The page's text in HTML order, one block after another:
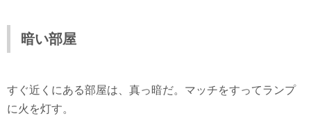
暗い部屋
すぐ近くにある部屋は、真っ暗だ。マッチをすってランプ
に火を灯す。